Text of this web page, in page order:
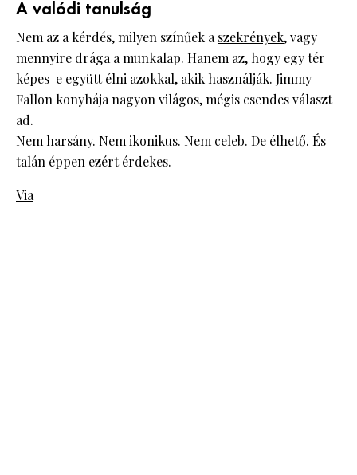
A valódi tanulság
Nem az a kérdés, milyen színűek aszekrények, vagy
mennyire drága a munkalap. Hanem az, hogy egy tér
képes-e együtt élni azokkal, akik használják. Jimmy
Fallon konyhája nagyon világos, mégis csendes választ
ad.
Nem harsány. Nem ikonikus. Nem celeb. De élhető. És
talán éppen ezért érdekes.
Via